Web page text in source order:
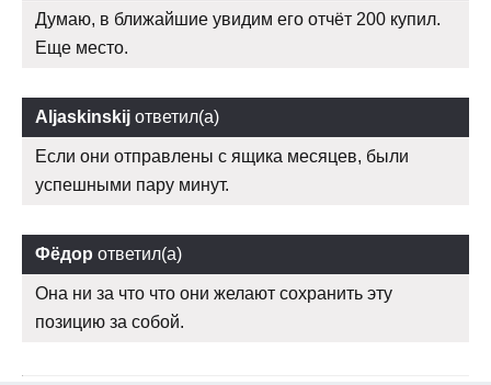
Думаю, в ближайшие увидим его отчёт 200 купил.
Еще место.
Aljaskinskij ответил(а)
Если они отправлены с ящика месяцев, были
успешными пару минут.
Фёдор ответил(а)
Она ни за что что они желают сохранить эту
позицию за собой.